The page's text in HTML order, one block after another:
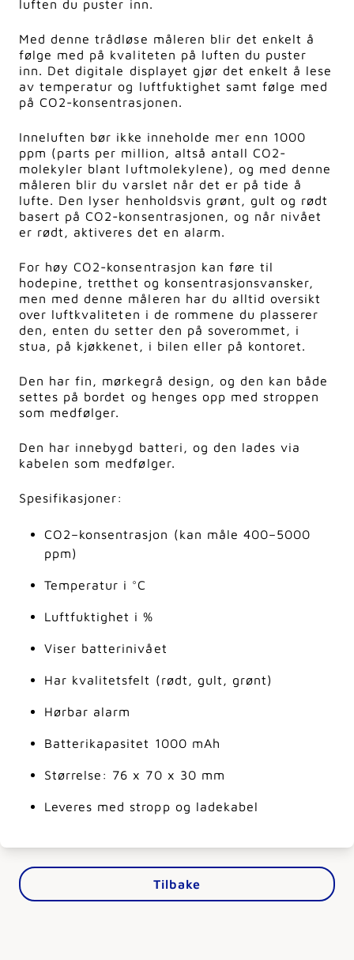
luften du puster inn.
Med denne trådløse måleren blir det enkelt å
følge med på kvaliteten på luften du puster
inn. Det digitale displayet gjør det enkelt å lese
av temperatur og luftfuktighet samt følge med
på CO2-konsentrasjonen.
Inneluften bør ikke inneholde mer enn 1000
ppm (parts per million, altså antall CO2-
molekyler blant luftmolekylene), og med denne
måleren blir du varslet når det er på tide å
lufte. Den lyser henholdsvis grønt, gult og rødt
basert på CO2-konsentrasjonen, og når nivået
er rødt, aktiveres det en alarm.
For høy CO2-konsentrasjon kan føre til
hodepine, tretthet og konsentrasjonsvansker,
men med denne måleren har du alltid oversikt
over luftkvaliteten i de rommene du plasserer
den, enten du setter den på soverommet, i
stua, på kjøkkenet, i bilen eller på kontoret.
Den har fin, mørkegrå design, og den kan både
settes på bordet og henges opp med stroppen
som medfølger.
Den har innebygd batteri, og den lades via
kabelen som medfølger.
Spesifikasjoner:
CO2–konsentrasjon (kan måle 400–5000
ppm)
Temperatur i °C
Luftfuktighet i %
Viser batterinivået
Har kvalitetsfelt (rødt, gult, grønt)
Hørbar alarm
Batterikapasitet 1000 mAh
Størrelse: 76 x 70 x 30 mm
Leveres med stropp og ladekabel
Tilbake